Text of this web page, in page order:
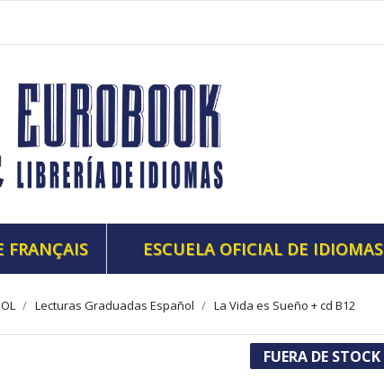
FRANÇAIS ESCUELA OFICIAL DE IDIOMAS
Lecturas Graduadas Español La Vida es Sueño + cd B12
FUERA DE STOCK